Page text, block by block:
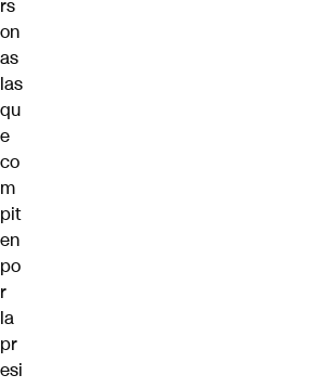
rs
on
as
las
qu
e
co
m
pit
en
po
r
la
pr
esi